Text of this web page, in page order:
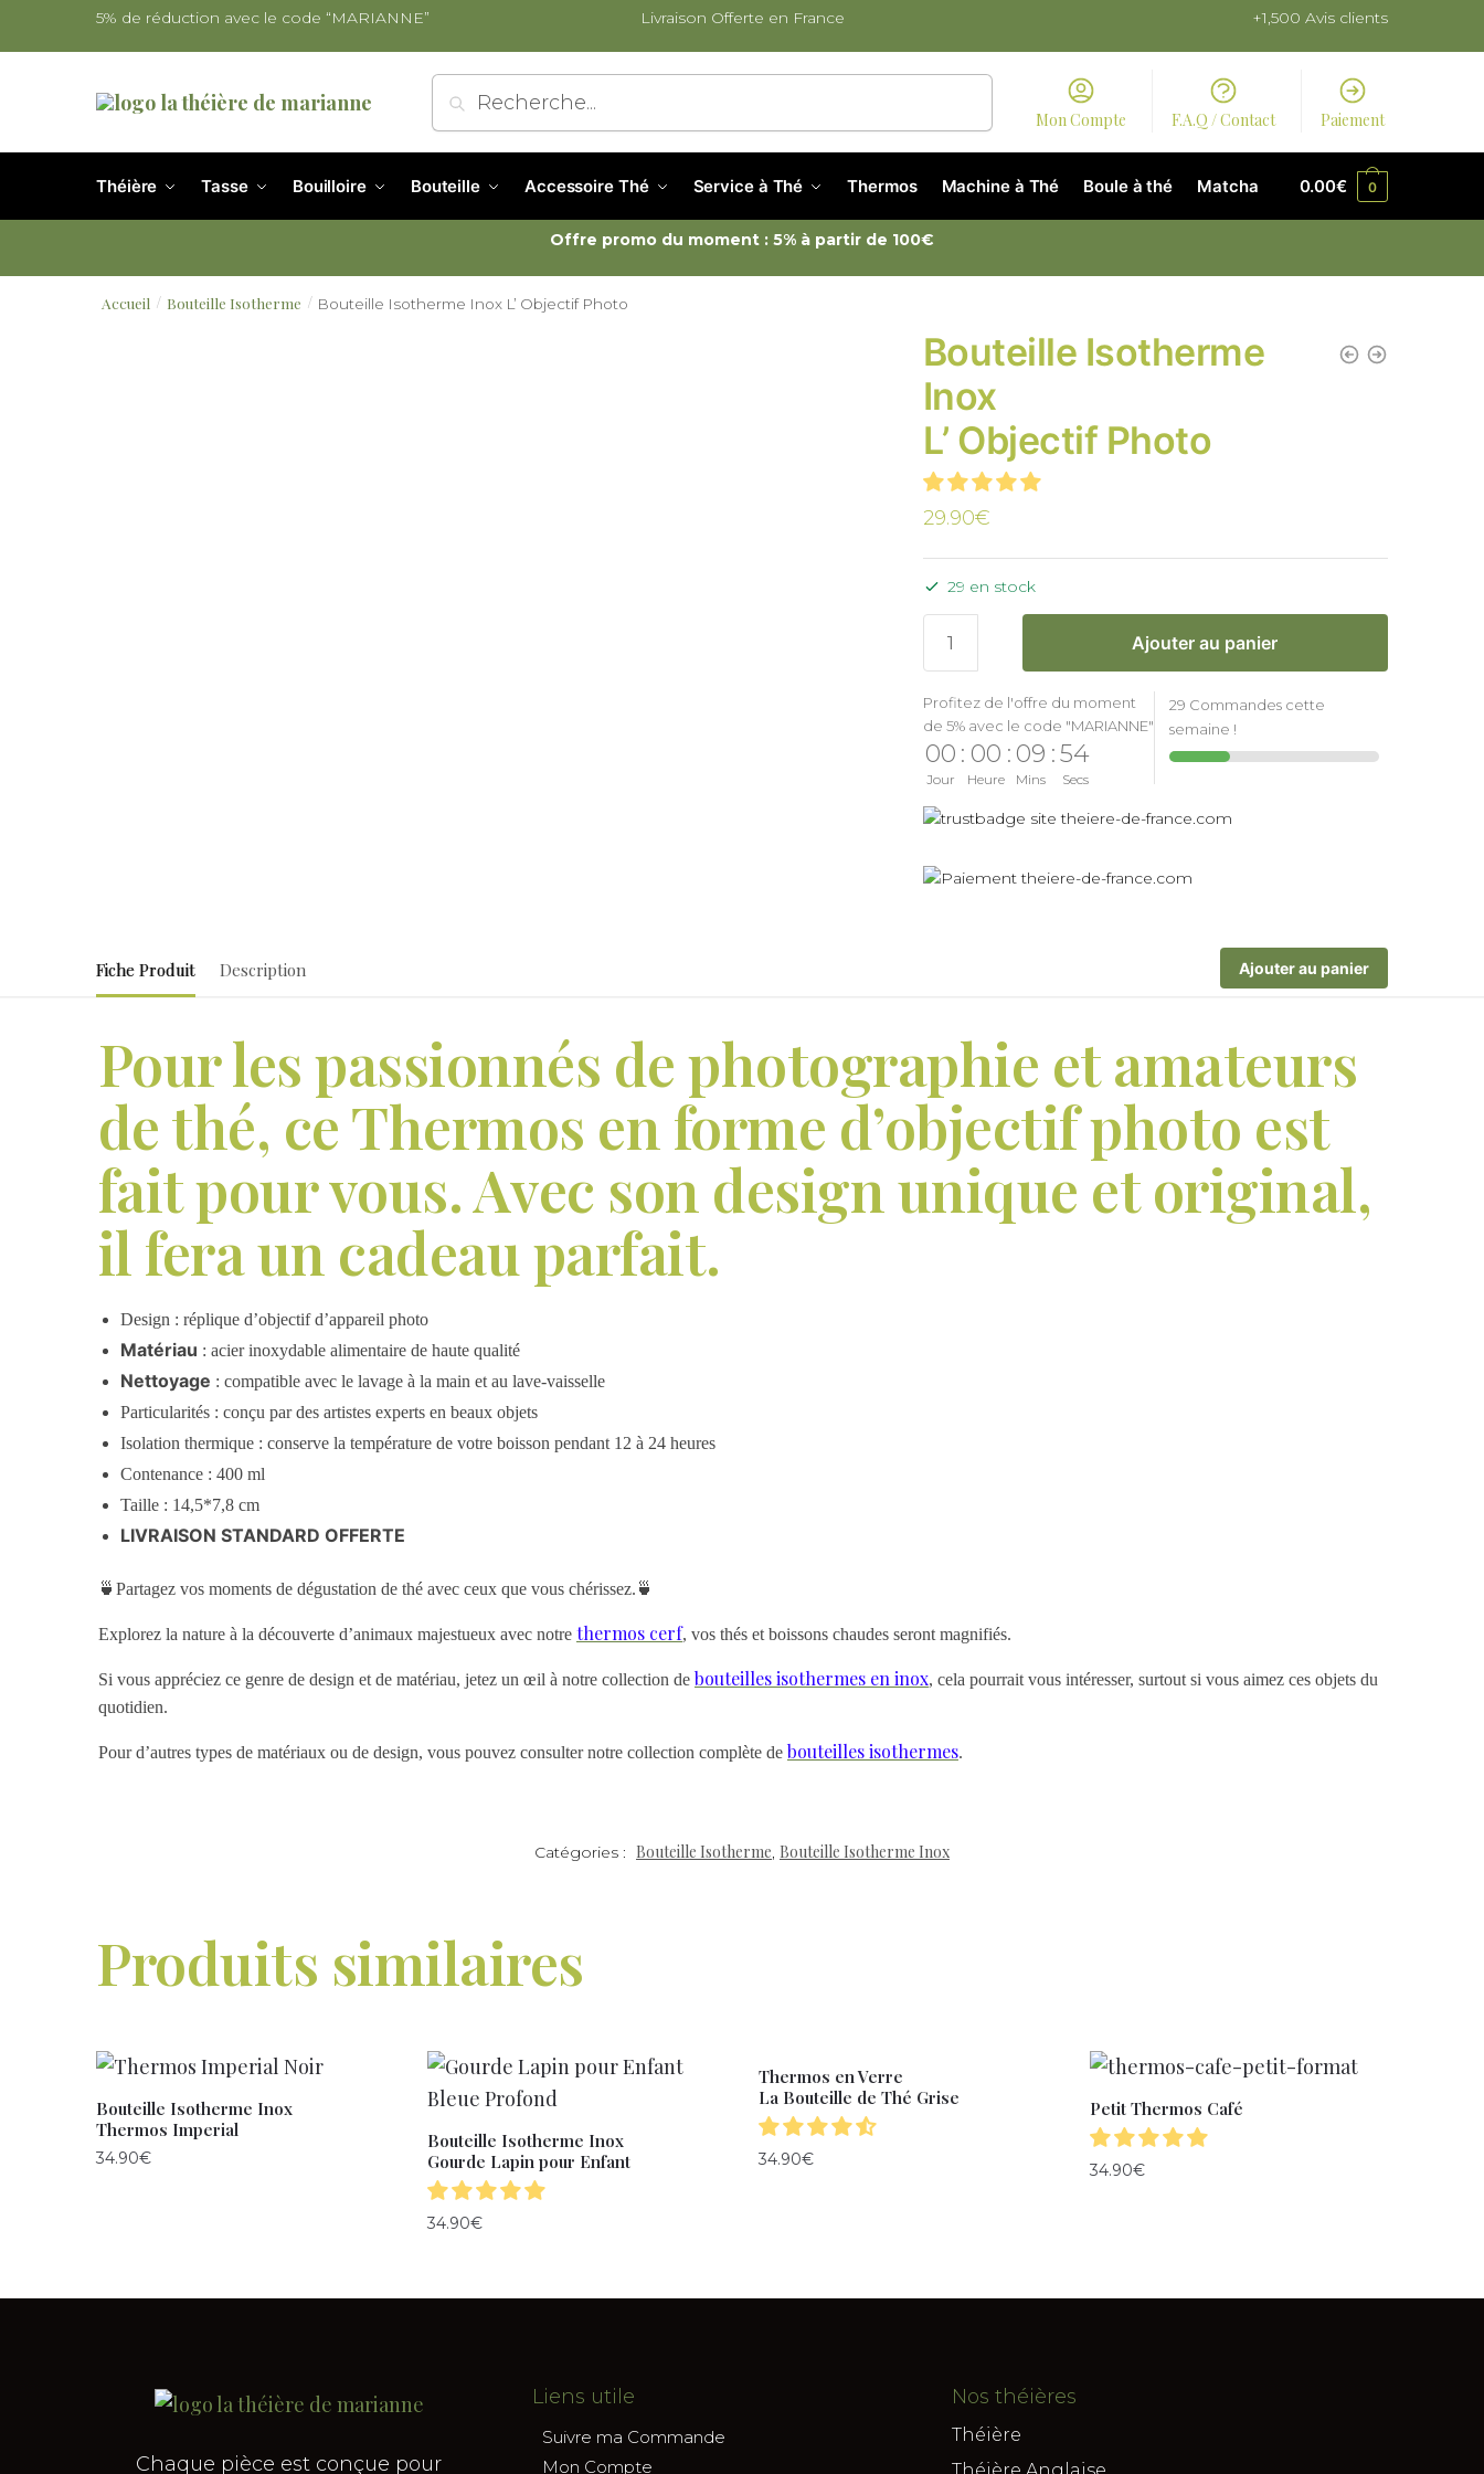
5% de réduction avec le code “MARIANNE” Livraison Offerte en France +1,500 Avis clients
Recherche
Mon Compte F.A.Q / Contact Paiement
Théière Tasse Bouilloire Bouteille Accessoire Thé Service à Thé Thermos Machine à Thé Boule à thé Matcha 0.00€ 0
Offre promo du moment : 5% à partir de 100€
Accueil / Bouteille Isotherme / Bouteille Isotherme Inox L’ Objectif Photo
Bouteille Isotherme
Inox
L’ Objectif Photo
29.90€
29 en stock
Ajouter au panier
Profitez de l'offre du moment
de 5% avec le code "MARIANNE"
00
Jour
: 00
Heure
: 09
Mins
:54
Secs
29 Commandes cette
semaine !
Fiche Produit Description Ajouter au panier
Pour les passionnés de photographie et amateurs
de thé, ce Thermos en forme d’objectif photo est
fait pour vous. Avec son design unique et original,
il fera un cadeau parfait.
Design : réplique d’objectif d’appareil photo
Matériau : acier inoxydable alimentaire de haute qualité
Nettoyage : compatible avec le lavage à la main et au lave-vaisselle
Particularités : conçu par des artistes experts en beaux objets
Isolation thermique : conserve la température de votre boisson pendant 12 à 24 heures
Contenance : 400 ml
Taille : 14,5*7,8 cm
LIVRAISON STANDARD OFFERTE
🍵Partagez vos moments de dégustation de thé avec ceux que vous chérissez.🍵
Explorez la nature à la découverte d’animaux majestueux avec notre thermos cerf, vos thés et boissons chaudes seront magnifiés.
Si vous appréciez ce genre de design et de matériau, jetez un œil à notre collection de bouteilles isothermes en inox, cela pourrait vous intéresser, surtout si vous aimez ces objets du
quotidien.
Pour d’autres types de matériaux ou de design, vous pouvez consulter notre collection complète de bouteilles isothermes.
Catégories : Bouteille Isotherme, Bouteille Isotherme Inox
Produits similaires
Bouteille Isotherme Inox
Thermos Imperial
34.90€
Bouteille Isotherme Inox
Gourde Lapin pour Enfant
34.90€
Thermos en Verre
La Bouteille de Thé Grise
34.90€
Petit Thermos Café
34.90€
Chaque pièce est conçue pour
Liens utile
Suivre ma Commande
Mon Compte
Nos théières
Théière